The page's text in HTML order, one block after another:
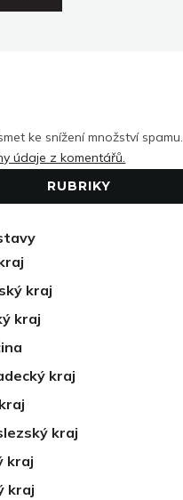
ke snížení množství spamu.
údaje z komentářů.
RUBRIKY
kraj
kraj
kraj
kraj
kraj
kraj